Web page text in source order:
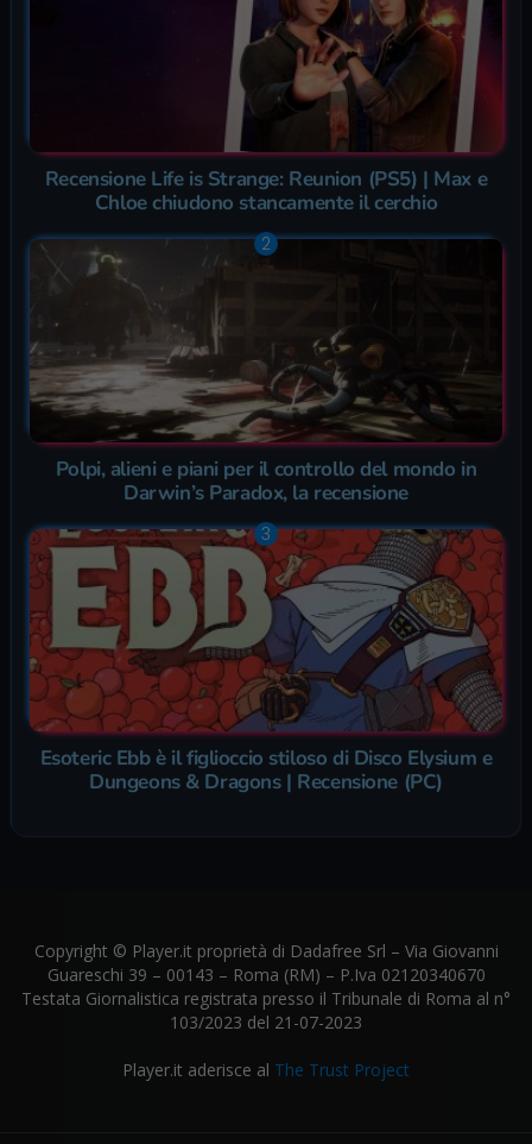
Recensione Life is Strange: Reunion (PS5) | Max e
Chloe chiudono stancamente il cerchio
Polpi, alieni e piani per il controllo del mondo in
Darwin’s Paradox, la recensione
Esoteric Ebb è il figlioccio stiloso di Disco Elysium e
Dungeons & Dragons | Recensione (PC)
Copyright © Player.it proprietà di Dadafree Srl – Via Giovanni
Guareschi 39 – 00143 – Roma (RM) – P.Iva 02120340670
Testata Giornalistica registrata presso il Tribunale di Roma al n°
103/2023 del 21-07-2023
Player.it aderisce al The Trust Project